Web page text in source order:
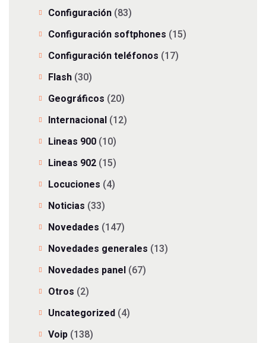
Configuración (83)
Configuración softphones (15)
Configuración teléfonos (17)
Flash (30)
Geográficos (20)
Internacional (12)
Lineas 900 (10)
Lineas 902 (15)
Locuciones (4)
Noticias (33)
Novedades (147)
Novedades generales (13)
Novedades panel (67)
Otros (2)
Uncategorized (4)
Voip (138)